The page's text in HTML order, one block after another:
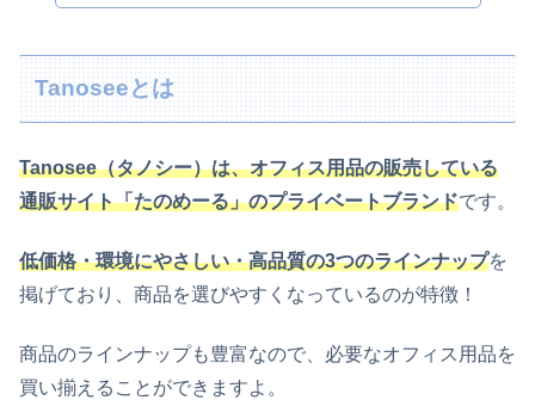
Tanoseeとは
Tanosee（タノシー）は、オフィス用品の販売している
通販サイト「たのめーる」のプライベートブランドです。
低価格・環境にやさしい・高品質の3つのラインナップを
掲げており、商品を選びやすくなっているのが特徴！
商品のラインナップも豊富なので、必要なオフィス用品を
買い揃えることができますよ。